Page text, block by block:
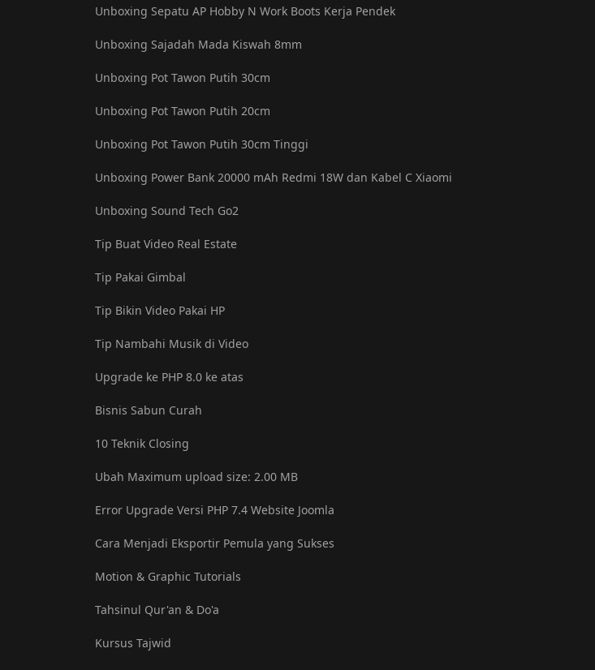
Unboxing Sepatu AP Hobby N Work Boots Kerja Pendek
Unboxing Sajadah Mada Kiswah 8mm
Unboxing Pot Tawon Putih 30cm
Unboxing Pot Tawon Putih 20cm
Unboxing Pot Tawon Putih 30cm Tinggi
Unboxing Power Bank 20000 mAh Redmi 18W dan Kabel C Xiaomi
Unboxing Sound Tech Go2
Tip Buat Video Real Estate
Tip Pakai Gimbal
Tip Bikin Video Pakai HP
Tip Nambahi Musik di Video
Upgrade ke PHP 8.0 ke atas
Bisnis Sabun Curah
10 Teknik Closing
Ubah Maximum upload size: ‎2.00 MB
Error Upgrade Versi PHP 7.4 Website Joomla
Cara Menjadi Eksportir Pemula yang Sukses
Motion & Graphic Tutorials
Tahsinul Qur'an & Do'a
Kursus Tajwid